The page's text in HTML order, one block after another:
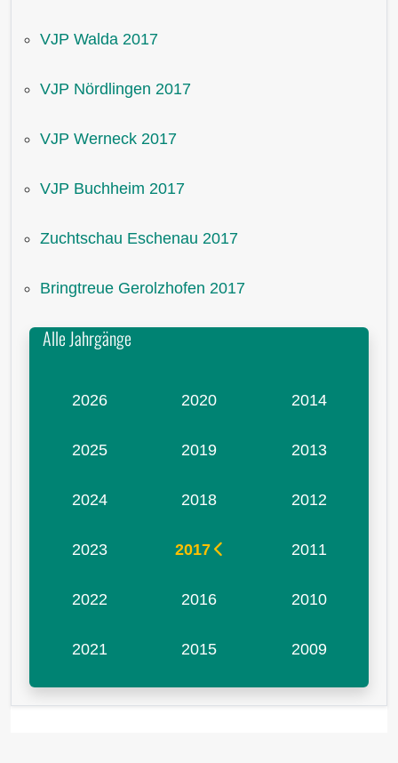
VJP Walda 2017
VJP Nördlingen 2017
VJP Werneck 2017
VJP Buchheim 2017
Zuchtschau Eschenau 2017
Bringtreue Gerolzhofen 2017
Alle Jahrgänge
2026
2025
2024
2023
2022
2021
2020
2019
2018
2017
2016
2015
2014
2013
2012
2011
2010
2009